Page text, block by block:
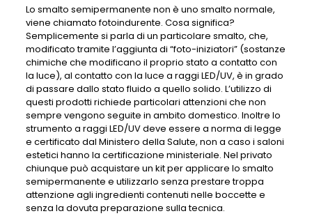
Lo smalto semipermanente non è uno smalto normale,
viene chiamato fotoindurente. Cosa significa?
Semplicemente si parla di un particolare smalto, che,
modificato tramite l’aggiunta di “foto-iniziatori” (sostanze
chimiche che modificano il proprio stato a contatto con
la luce), al contatto con la luce a raggi LED/UV, è in grado
di passare dallo stato fluido a quello solido. L’utilizzo di
questi prodotti richiede particolari attenzioni che non
sempre vengono seguite in ambito domestico. Inoltre lo
strumento a raggi LED/UV deve essere a norma di legge
e certificato dal Ministero della Salute, non a caso i saloni
estetici hanno la certificazione ministeriale. Nel privato
chiunque può acquistare un kit per applicare lo smalto
semipermanente e utilizzarlo senza prestare troppa
attenzione agli ingredienti contenuti nelle boccette e
senza la dovuta preparazione sulla tecnica.